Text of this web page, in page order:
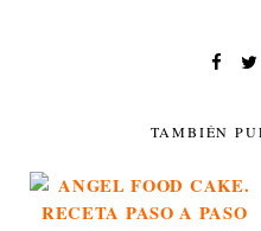
TAMBIÉN